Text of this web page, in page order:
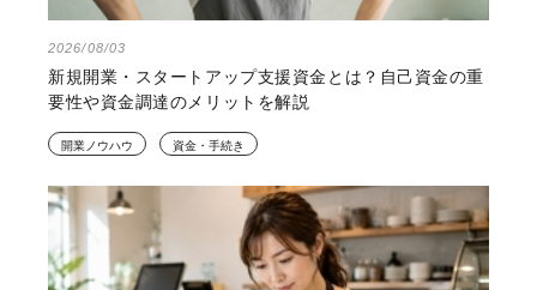
2026/08/03
新規開業・スタートアップ支援資金とは？自己資金の重
要性や資金調達のメリットを解説
開業ノウハウ 資金・手続き